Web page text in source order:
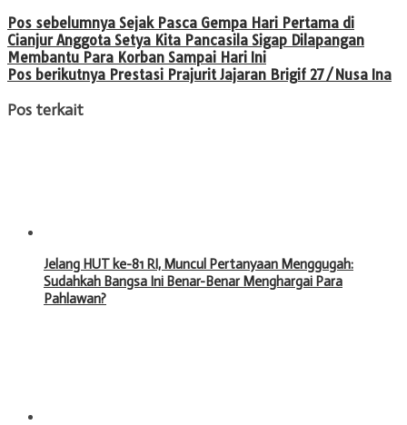
Pos sebelumnya Sejak Pasca Gempa Hari Pertama di
Cianjur Anggota Setya Kita Pancasila Sigap Dilapangan
Membantu Para Korban Sampai Hari Ini
Pos berikutnya Prestasi Prajurit Jajaran Brigif 27/Nusa Ina
Pos terkait
Jelang HUT ke-81 RI, Muncul Pertanyaan Menggugah:
Sudahkah Bangsa Ini Benar-Benar Menghargai Para
Pahlawan?